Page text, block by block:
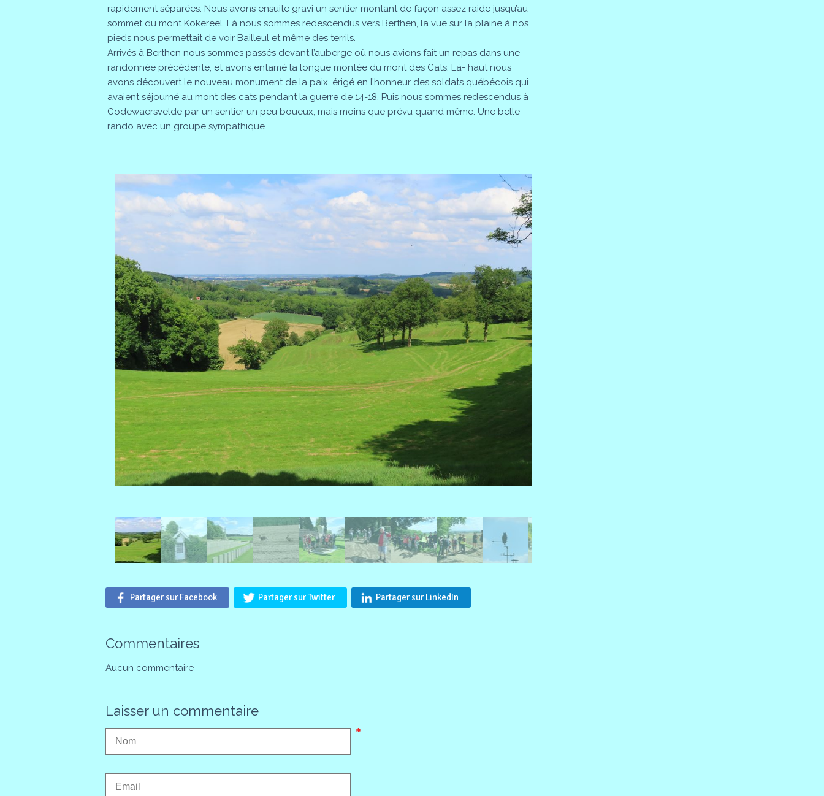
rapidement séparées. Nous avons ensuite gravi un sentier montant de façon assez raide jusqu’au
sommet du mont Kokereel. Là nous sommes redescendus vers Berthen, la vue sur la plaine à nos
pieds nous permettait de voir Bailleul et même des terrils.
Arrivés à Berthen nous sommes passés devant l’auberge où nous avions fait un repas dans une
randonnée précédente, et avons entamé la longue montée du mont des Cats. Là- haut nous
avons découvert le nouveau monument de la paix, érigé en l’honneur des soldats québécois qui
avaient séjourné au mont des cats pendant la guerre de 14-18. Puis nous sommes redescendus à
Godewaersvelde par un sentier un peu boueux, mais moins que prévu quand même. Une belle
rando avec un groupe sympathique.
Partager sur Facebook Partager sur Twitter Partager sur LinkedIn
Commentaires
Aucun commentaire
Laisser un commentaire